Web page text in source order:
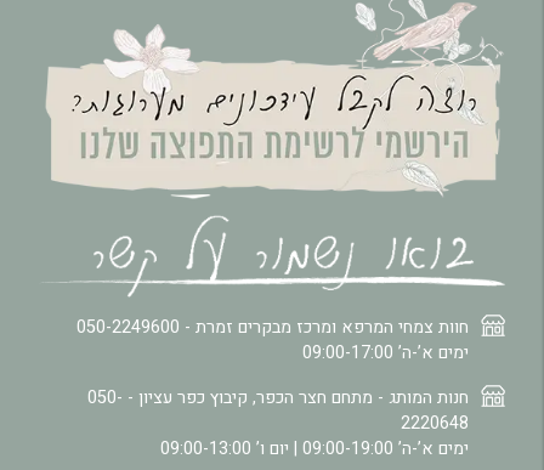
חוות צמחי המרפא ומרכז מבקרים זמרת - 050-2249600
ימים א’-ה’ 09:00-17:00
חנות המותג - מתחם חצר הכפר, קיבוץ כפר עציון - 050-
2220648
ימים א’-ה’ 09:00-19:00 | יום ו’ 09:00-13:00